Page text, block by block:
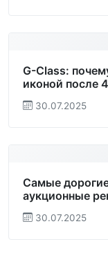
G-Class:
иконой после
30.07.2025
Самые
аукционные
30.07.2025